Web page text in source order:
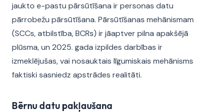
jaukto e-pastu pārsūtīšana ir personas datu
pārrobežu pārsūtīšana. Pārsūtīšanas mehānismam
(SCCs, atbilstība, BCRs) ir jāaptver pilna apakšējā
plūsma, un 2025. gada izpildes darbības ir
izmeklējušas, vai nosauktais līgumiskais mehānisms
faktiski sasniedz apstrādes realitāti.
Bērnu datu pakļaušana